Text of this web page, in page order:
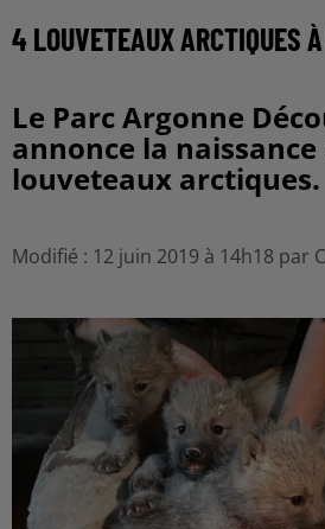
4 LOUVETEAUX ARCTIQUES
Le Parc Argonne
annonce la naissance
louveteaux arctiques.
Modifié : 12 juin 2019 à 14h18 par